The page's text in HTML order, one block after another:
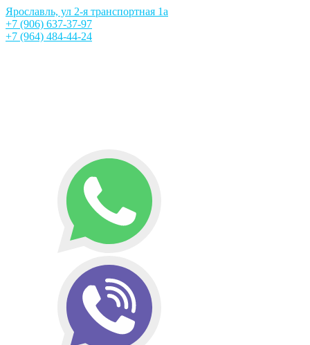
Ярославль, ул 2-я транспортная 1а
+7 (906) 637-37-97
+7 (964) 484-44-24